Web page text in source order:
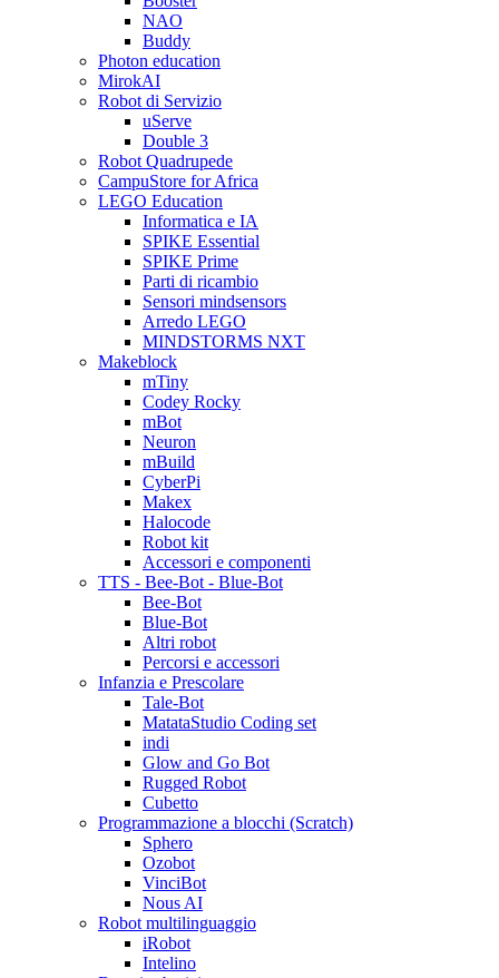
NAO
Buddy
Photon education
MirokAI
Robot di Servizio
uServe
Double 3
Robot Quadrupede
CampuStore for Africa
LEGO Education
Informatica e IA
SPIKE Essential
SPIKE Prime
Parti di ricambio
Sensori mindsensors
Arredo LEGO
MINDSTORMS NXT
Makeblock
mTiny
Codey Rocky
mBot
Neuron
mBuild
CyberPi
Makex
Halocode
Robot kit
Accessori e componenti
TTS - Bee-Bot - Blue-Bot
Bee-Bot
Blue-Bot
Altri robot
Percorsi e accessori
Infanzia e Prescolare
Tale-Bot
MatataStudio Coding set
indi
Glow and Go Bot
Rugged Robot
Cubetto
Programmazione a blocchi (Scratch)
Sphero
Ozobot
VinciBot
Nous AI
Robot multilinguaggio
iRobot
Intelino